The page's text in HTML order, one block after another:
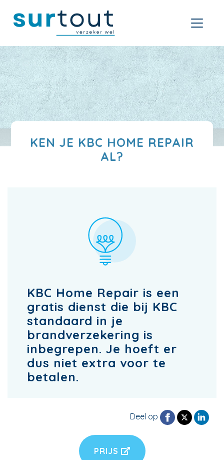
KEN JE KBC HOME REPAIR
AL?
KBC Home Repair is een
gratis dienst die bij KBC
standaard in je
brandverzekering is
inbegrepen. Je hoeft er
dus niet extra voor te
betalen.
Deel op
PRIJS